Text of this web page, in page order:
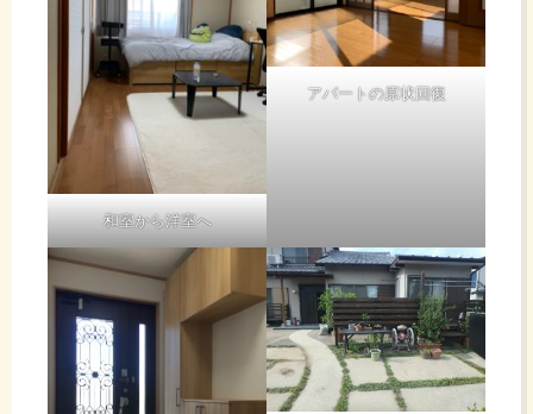
和室から洋室へ
アパートの原状回復